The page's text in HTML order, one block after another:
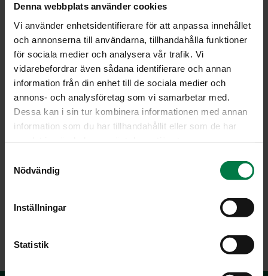
Denna webbplats använder cookies
Vi använder enhetsidentifierare för att anpassa innehållet
och annonserna till användarna, tillhandahålla funktioner
för sociala medier och analysera vår trafik. Vi
vidarebefordrar även sådana identifierare och annan
information från din enhet till de sociala medier och
annons- och analysföretag som vi samarbetar med.
Dessa kan i sin tur kombinera informationen med annan
information som du har tillhandahållit eller som de har
s
Nödvändig
Inställningar
Statistik
öljyssä. Lisää etikka.
Lisää mausteet ja neste. Hauduta kypsäksi. Tarjoa
kuuman makkaran lisäkkeenä tai kasvislautasen
lämpimänä ruokana esim. papujen kanssa. Lämmin
punakaalisalaatti on maukas lisäke porsaankyljyksille ja
muille sianliharuoille sekä joulukinkulle. Kokeile myös
erilaisten lammas- ja riistaruokien täydentäjänä.
Ohje: Kotimaiset Kasvikset ry
Kaalit,Lämpimät lisäkeruoat
Salaatit ja marinoidut